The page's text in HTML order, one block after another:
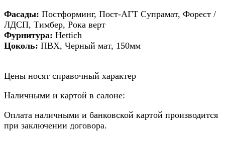
Фасады: Постформинг, Пост-АГТ Супрамат, Форест /
ЛДСП, Тимбер, Рока верт
Фурнитура: Hettich
Цоколь: ПВХ, Черный мат, 150мм
Цены носят справочный характер
Наличными и картой в салоне:
Оплата наличными и банковской картой производится
при заключении договора.